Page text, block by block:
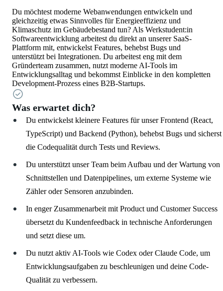
Du möchtest moderne Webanwendungen entwickeln und
gleichzeitig etwas Sinnvolles für Energieeffizienz und
Klimaschutz im Gebäudebestand tun? Als Werkstudent:in
Softwareentwicklung arbeitest du direkt an unserer SaaS-
Plattform mit, entwickelst Features, behebst Bugs und
unterstützt bei Integrationen. Du arbeitest eng mit dem
Gründerteam zusammen, nutzt moderne AI-Tools im
Entwicklungsalltag und bekommst Einblicke in den kompletten
Development-Prozess eines B2B-Startups.
Was erwartet dich?
Du entwickelst kleinere Features für unser Frontend (React,
TypeScript) und Backend (Python), behebst Bugs und sicherst
die Codequalität durch Tests und Reviews.
Du unterstützt unser Team beim Aufbau und der Wartung von
Schnittstellen und Datenpipelines, um externe Systeme wie
Zähler oder Sensoren anzubinden.
In enger Zusammenarbeit mit Product und Customer Success
übersetzt du Kundenfeedback in technische Anforderungen
und setzt diese um.
Du nutzt aktiv AI-Tools wie Codex oder Claude Code, um
Entwicklungsaufgaben zu beschleunigen und deine Code-
Qualität zu verbessern.